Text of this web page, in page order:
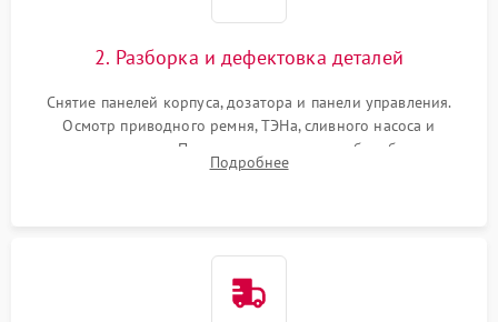
2. Разборка и дефектовка деталей
Снятие панелей корпуса, дозатора и панели управления.
Осмотр приводного ремня, ТЭНа, сливного насоса и
амортизаторов. Проверка подшипников барабана и
крестовины на износ, а манжеты люка на разрывы.
Подробнее